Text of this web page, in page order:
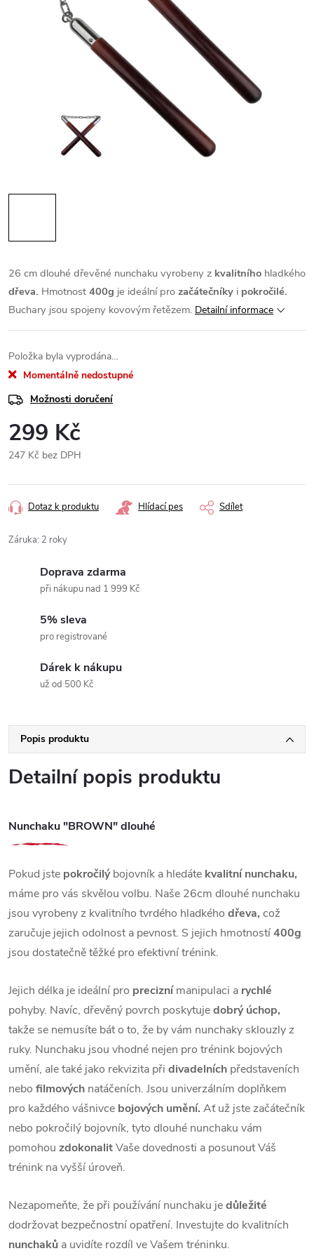
26 cm dlouhé dřevěné nunchaku vyrobeny z kvalitního hladkého
dřeva. Hmotnost 400g je ideální pro začátečníky i pokročilé.
Buchary jsou spojeny kovovým řetězem. Detailní informace
Položka byla vyprodána…
Momentálně nedostupné
Možnosti doručení
299 Kč
247 Kč bez DPH
cena:
Dotaz k produktu Hlídací pes Sdílet
Záruka: 2 roky
Doprava zdarma
při nákupu nad 1 999 Kč
5% sleva
pro registrované
Dárek k nákupu
už od 500 Kč
Popis produktu
Detailní popis produktu
Nunchaku "BROWN" dlouhé
Pokud jste pokročilýbojovník a hledáte kvalitní nunchaku,
máme pro vás skvělou volbu. Naše 26cm dlouhé nunchaku
jsou vyrobeny z kvalitního tvrdého hladkého dřeva, což
zaručuje jejich odolnost a pevnost. S jejich hmotností400g
jsou dostatečně těžké pro efektivní trénink.
Jejich délka je ideální pro preciznímanipulaci a rychlé
pohyby. Navíc, dřevěný povrch poskytujedobrý úchop,
takže se nemusíte bát o to, že by vám nunchaky sklouzly z
ruky. Nunchaku jsou vhodné nejen pro trénink bojových
umění, ale také jako rekvizita při divadelních představeních
nebo filmových natáčeních. Jsou univerzálním doplňkem
pro každého vášnivce bojových umění. Ať už jste začátečník
nebo pokročilý bojovník, tyto dlouhé nunchaku vám
pomohou zdokonalitVaše dovednosti a posunout Váš
trénink na vyšší úroveň.
Nezapomeňte, že při používání nunchaku jedůležité
dodržovat bezpečnostní opatření. Investujte do kvalitních
nunchaků a uvidíte rozdíl ve Vašem tréninku.